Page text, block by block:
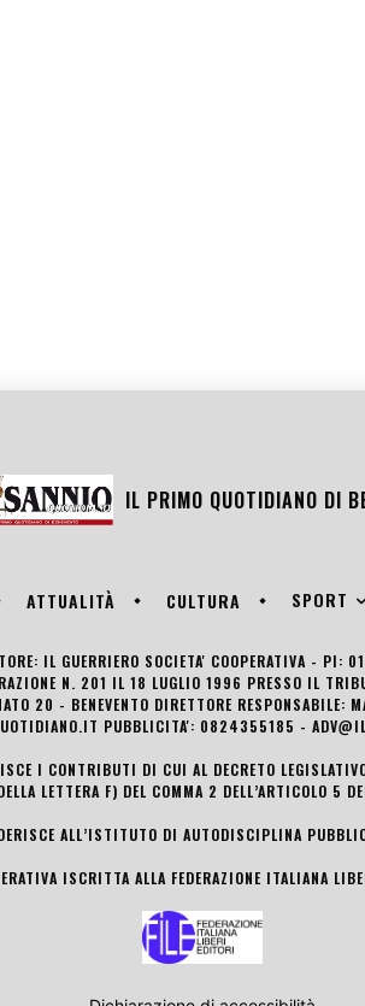
IL PRIMO QUOTIDIANO DI
ATTUALITÀ CULTURA SPORT
IL GUERRIERO SOCIETA' COOPERATIVA - PI:
N. 201 IL 18 LUGLIO 1996 PRESSO IL
20 - BENEVENTO DIRETTORE
PUBBLICITA': 0824355185 -
I CONTRIBUTI DI CUI AL DECRETO
LETTERA F) DEL COMMA 2 DELL’ARTICOLO 5
ALL’ISTITUTO DI AUTODISCIPLINA
ISCRITTA ALLA FEDERAZIONE ITALIANA